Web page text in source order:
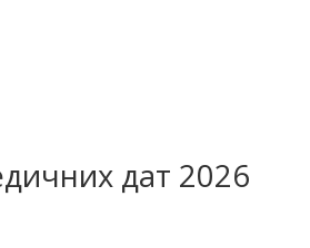
дат 2026